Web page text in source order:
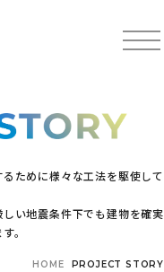
ために様々な工法を駆使して
い地震条件下でも建物を確実
。
HOME PROJECT STORY